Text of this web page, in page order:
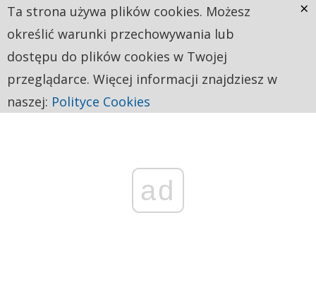
ad
Ta strona używa plików cookies. Możesz
określić warunki przechowywania lub
dostępu do plików cookies w Twojej
przeglądarce. Więcej informacji znajdziesz w
naszej: Polityce Cookies
×